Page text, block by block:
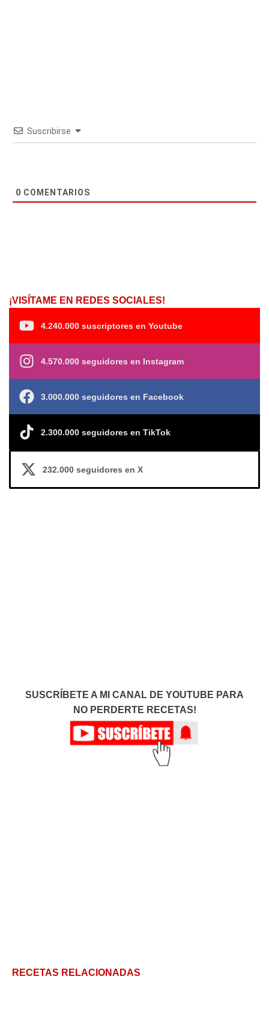
Suscribirse
0 COMENTARIOS
¡VISÍTAME EN REDES SOCIALES!
4.240.000 suscriptores en Youtube
4.570.000 seguidores en Instagram
3.000.000 seguidores en Facebook
2.300.000 seguidores en TikTok
232.000 seguidores en X
SUSCRÍBETE A MI CANAL DE YOUTUBE PARA
NO PERDERTE RECETAS!
RECETAS RELACIONADAS